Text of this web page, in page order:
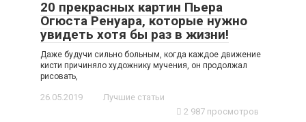
20 прекрасных картин Пьера
Огюста Ренуара, которые нужно
увидеть хотя бы раз в жизни!
Даже будучи сильно больным, когда каждое движение
кисти причиняло художнику мучения, он продолжал
рисовать,
26.05.2019
Лучшие статьи
2 987 просмотров